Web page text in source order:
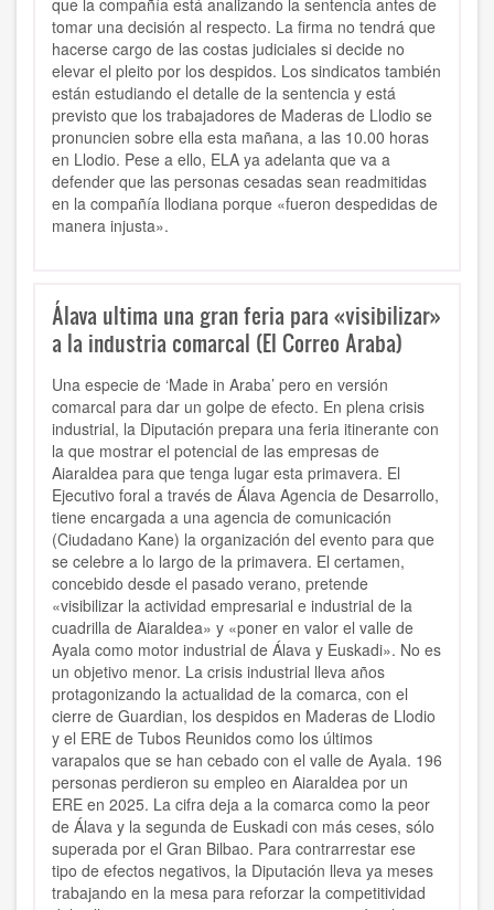
que la compañía está analizando la sentencia antes de
tomar una decisión al respecto. La firma no tendrá que
hacerse cargo de las costas judiciales si decide no
elevar el pleito por los despidos. Los sindicatos también
están estudiando el detalle de la sentencia y está
previsto que los trabajadores de Maderas de Llodio se
pronuncien sobre ella esta mañana, a las 10.00 horas
en Llodio. Pese a ello, ELA ya adelanta que va a
defender que las personas cesadas sean readmitidas
en la compañía llodiana porque «fueron despedidas de
manera injusta».
Álava ultima una gran feria para «visibilizar»
a la industria comarcal (El Correo Araba)
Una especie de ‘Made in Araba’ pero en versión
comarcal para dar un golpe de efecto. En plena crisis
industrial, la Diputación prepara una feria itinerante con
la que mostrar el potencial de las empresas de
Aiaraldea para que tenga lugar esta primavera. El
Ejecutivo foral a través de Álava Agencia de Desarrollo,
tiene encargada a una agencia de comunicación
(Ciudadano Kane) la organización del evento para que
se celebre a lo largo de la primavera. El certamen,
concebido desde el pasado verano, pretende
«visibilizar la actividad empresarial e industrial de la
cuadrilla de Aiaraldea» y «poner en valor el valle de
Ayala como motor industrial de Álava y Euskadi». No es
un objetivo menor. La crisis industrial lleva años
protagonizando la actualidad de la comarca, con el
cierre de Guardian, los despidos en Maderas de Llodio
y el ERE de Tubos Reunidos como los últimos
varapalos que se han cebado con el valle de Ayala. 196
personas perdieron su empleo en Aiaraldea por un
ERE en 2025. La cifra deja a la comarca como la peor
de Álava y la segunda de Euskadi con más ceses, sólo
superada por el Gran Bilbao. Para contrarrestar ese
tipo de efectos negativos, la Diputación lleva ya meses
trabajando en la mesa para reforzar la competitividad